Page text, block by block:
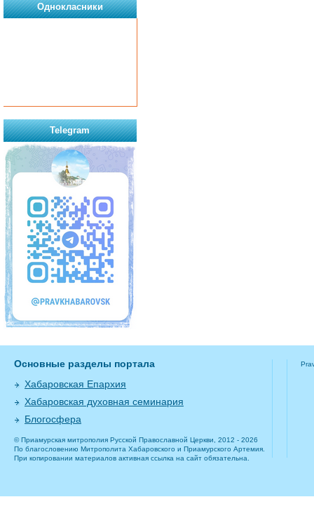
Однокласники
Telegram
Основные разделы портала
Хабаровская Епархия
Хабаровская духовная семинария
Блогосфера
© Приамурская митрополия Русской Православной Церкви, 2012 - 2026
По благословению Митрополита Хабаровского и Приамурского Артемия.
При копировании материалов активная ссылка на сайт обязательна.